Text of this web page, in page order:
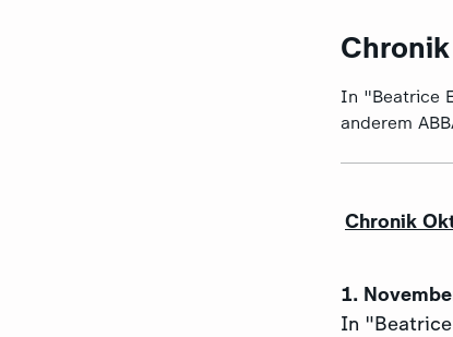
In "Beatrice
anderem
Chronik
1.
In